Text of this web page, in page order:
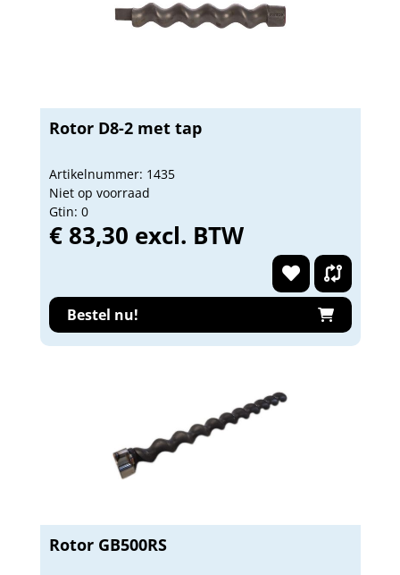
Rotor D8-2 met tap
Artikelnummer: 1435
Niet op voorraad
Gtin: 0
€ 83,30 excl. BTW
Bestel nu!
Rotor GB500RS